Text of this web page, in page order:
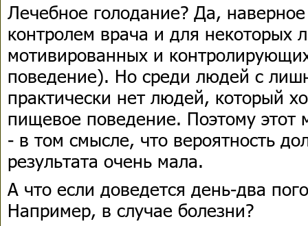
Лечебное голодание? Да,
контролем врача и для некоторых
мотивированных и
поведение). Но среди людей с
практически нет людей, который
пищевое поведение. Поэтому этот
- в том смысле, что вероятность
результата очень мала.
А что если доведется день-два
Например, в случае болезни?